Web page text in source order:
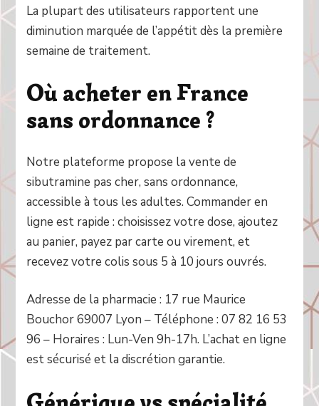
La plupart des utilisateurs rapportent une
diminution marquée de l’appétit dès la première
semaine de traitement.
Où acheter en France
sans ordonnance ?
Notre plateforme propose la vente de
sibutramine pas cher, sans ordonnance,
accessible à tous les adultes. Commander en
ligne est rapide : choisissez votre dose, ajoutez
au panier, payez par carte ou virement, et
recevez votre colis sous 5 à 10 jours ouvrés.
Adresse de la pharmacie : 17 rue Maurice
Bouchor 69007 Lyon – Téléphone : 07 82 16 53
96 – Horaires : Lun-Ven 9h-17h. L’achat en ligne
est sécurisé et la discrétion garantie.